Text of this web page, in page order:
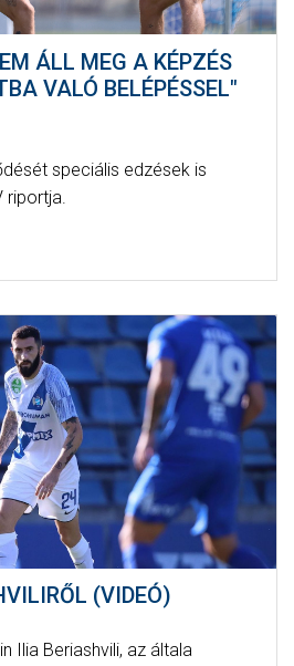
ÁLL MEG A KÉPZÉS
VALÓ BELÉPÉSSEL"
speciális edzések is
riportja.
(VIDEÓ)
Ilia Beriashvili, az általa